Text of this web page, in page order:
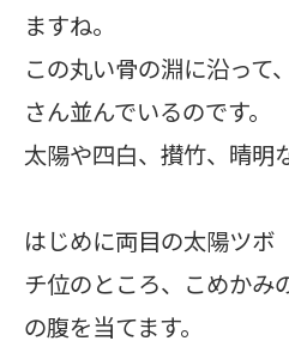
ますね。
この丸い骨の淵に沿って
さん並んでいるのです。
太陽や四白、攅竹、晴明
はじめに両目の太陽ツボ
チ位のところ、こめかみ
の腹を当てます。